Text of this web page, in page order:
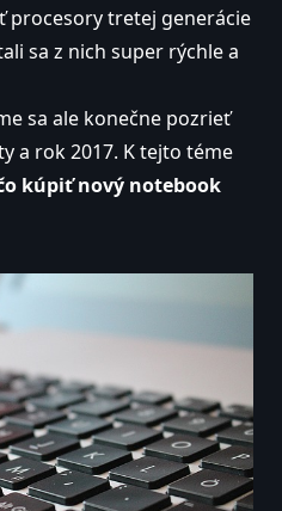
procesory tretej generácie
sa z nich super rýchle a
sa ale konečne pozrieť
a rok 2017. K tejto téme
kúpiť nový notebook